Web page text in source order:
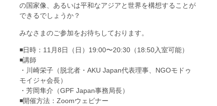
の国家像、あるいは平和なアジアと世界を構想することが
できるでしょうか？
みなさまのご参加をお待ちしております。
◾️日時：11月8日（日）19:00〜20:30（18:50入室可能）
◾️講師
・川崎栄子（脱北者・AKU Japan代表理事、NGOモドゥ
モイジャ会長）
・芳岡隼介（GPF Japan事務局長）
◾️開催方法：Zoomウェビナー